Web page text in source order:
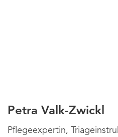
Petra Valk-Zwickl
Pflegeexpertin,